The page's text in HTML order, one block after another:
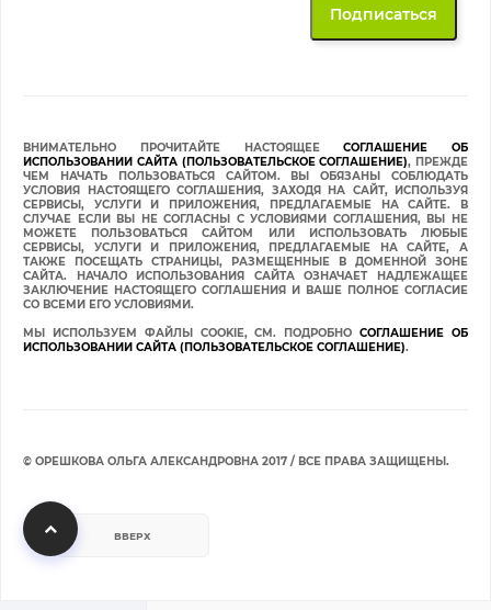
ВНИМАТЕЛЬНО ПРОЧИТАЙТЕ НАСТОЯЩЕЕСОГЛАШЕНИЕ ОБ
ИСПОЛЬЗОВАНИИ САЙТА (ПОЛЬЗОВАТЕЛЬСКОЕ СОГЛАШЕНИЕ), ПРЕЖДЕ
ЧЕМ НАЧАТЬ ПОЛЬЗОВАТЬСЯ САЙТОМ. ВЫ ОБЯЗАНЫ СОБЛЮДАТЬ
УСЛОВИЯ НАСТОЯЩЕГО СОГЛАШЕНИЯ, ЗАХОДЯ НА САЙТ, ИСПОЛЬЗУЯ
СЕРВИСЫ, УСЛУГИ И ПРИЛОЖЕНИЯ, ПРЕДЛАГАЕМЫЕ НА САЙТЕ. В
СЛУЧАЕ ЕСЛИ ВЫ НЕ СОГЛАСНЫ С УСЛОВИЯМИ СОГЛАШЕНИЯ, ВЫ НЕ
МОЖЕТЕ ПОЛЬЗОВАТЬСЯ САЙТОМ ИЛИ ИСПОЛЬЗОВАТЬ ЛЮБЫЕ
СЕРВИСЫ, УСЛУГИ И ПРИЛОЖЕНИЯ, ПРЕДЛАГАЕМЫЕ НА САЙТЕ, А
ТАКЖЕ ПОСЕЩАТЬ СТРАНИЦЫ, РАЗМЕЩЕННЫЕ В ДОМЕННОЙ ЗОНЕ
САЙТА. НАЧАЛО ИСПОЛЬЗОВАНИЯ САЙТА ОЗНАЧАЕТ НАДЛЕЖАЩЕЕ
ЗАКЛЮЧЕНИЕ НАСТОЯЩЕГО СОГЛАШЕНИЯ И ВАШЕ ПОЛНОЕ СОГЛАСИЕ
СО ВСЕМИ ЕГО УСЛОВИЯМИ.
МЫ ИСПОЛЬЗУЕМ ФАЙЛЫ COOKIE, СМ. ПОДРОБНОСОГЛАШЕНИЕ ОБ
ИСПОЛЬЗОВАНИИ САЙТА (ПОЛЬЗОВАТЕЛЬСКОЕ СОГЛАШЕНИЕ).
© ОРЕШКОВА ОЛЬГА АЛЕКСАНДРОВНА 2017 / ВСЕ ПРАВА ЗАЩИЩЕНЫ.
ВВЕРХ